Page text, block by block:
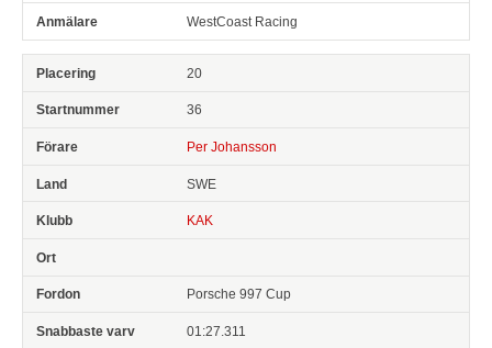
WestCoast Racing
20
36
Per Johansson
SWE
KAK
Porsche 997 Cup
01:27.311